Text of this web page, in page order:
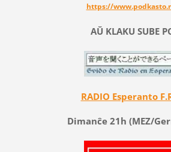
https://
AŬ KLAKU SUBE
RADIO Esperanto
Dimanĉe 21h (MEZ/